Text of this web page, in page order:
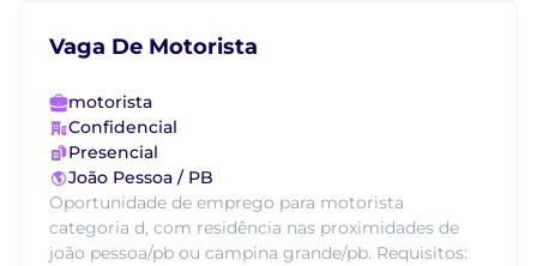
Vaga De Motorista
motorista
Confidencial
Presencial
João Pessoa / PB
Oportunidade de emprego para motorista
categoria d, com residência nas proximidades de
joão pessoa/pb ou campina grande/pb. Requisitos: